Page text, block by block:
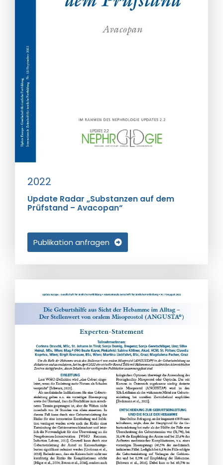
2022
Update Radar „Substanzen auf dem
Prüfstand – Avacopan“
Publikation anfragen